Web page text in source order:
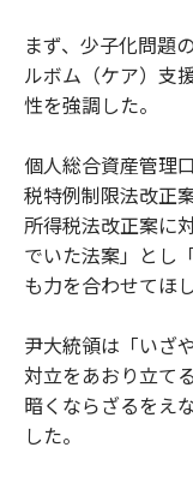
まず、少子化問題
ルボム（ケア）支
性を強調した。
個人総合資産管理
税特例制限法改正
所得税法改正案に
でいた法案」とし
も力を合わせてほ
尹大統領は「いざ
対立をあおり立て
暗くならざるをえ
した。